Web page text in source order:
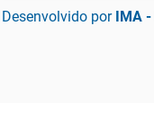
Desenvolvido por IMA